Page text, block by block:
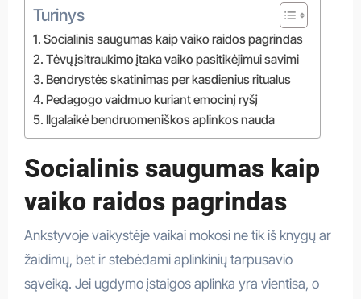
Turinys
Socialinis saugumas kaip vaiko raidos pagrindas
Tėvų įsitraukimo įtaka vaiko pasitikėjimui savimi
Bendrystės skatinimas per kasdienius ritualus
Pedagogo vaidmuo kuriant emocinį ryšį
Ilgalaikė bendruomeniškos aplinkos nauda
Socialinis saugumas kaip
vaiko raidos pagrindas
Ankstyvoje vaikystėje vaikai mokosi ne tik iš knygų ar
žaidimų, bet ir stebėdami aplinkinių tarpusavio
sąveiką. Jei ugdymo įstaigos aplinka yra vientisa, o